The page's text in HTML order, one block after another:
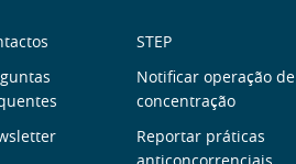
Links
úteis
STEP
Notificar operação de
concentração
Reportar práticas
anticoncorrenciais